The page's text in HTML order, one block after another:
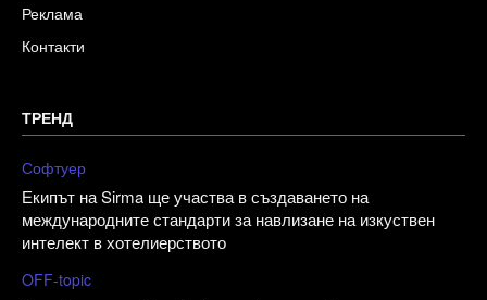
Реклама
Контакти
ТРЕНД
Софтуер
Екипът на Sirma ще участва в създаването на
международните стандарти за навлизане на изкуствен
интелект в хотелиерството
OFF-topic